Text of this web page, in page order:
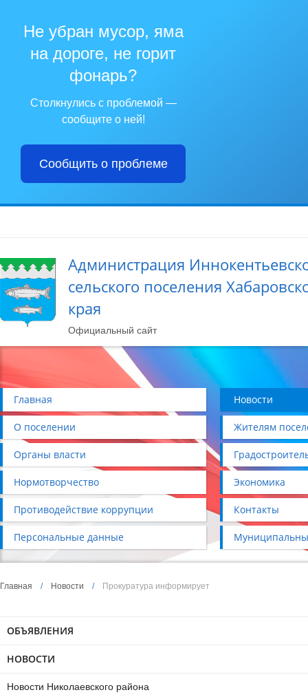
Не убран мусор, яма
на дороге, не горит
фонарь?
Столкнулись с проблемой —
сообщите о ней!
Сообщить о проблеме
Администрация
сельского поселения
края
Официальный сайт
Главная Новости
О поселении Жителям
Органы власти
Нормотворчество Экономика
Противодействие коррупции Контакты
Персональные данные
Главная / Новости / Прокуратура информирует
ОБЪЯВЛЕНИЯ
НОВОСТИ
Новости Николаевского района